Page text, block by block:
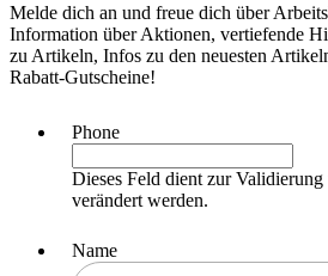
Melde dich an und freue dich über
Information über Aktionen, vertiefende
zu Artikeln, Infos zu den neuesten
Rabatt-Gutscheine!
Phone
Dieses Feld dient zur
verändert werden.
Name